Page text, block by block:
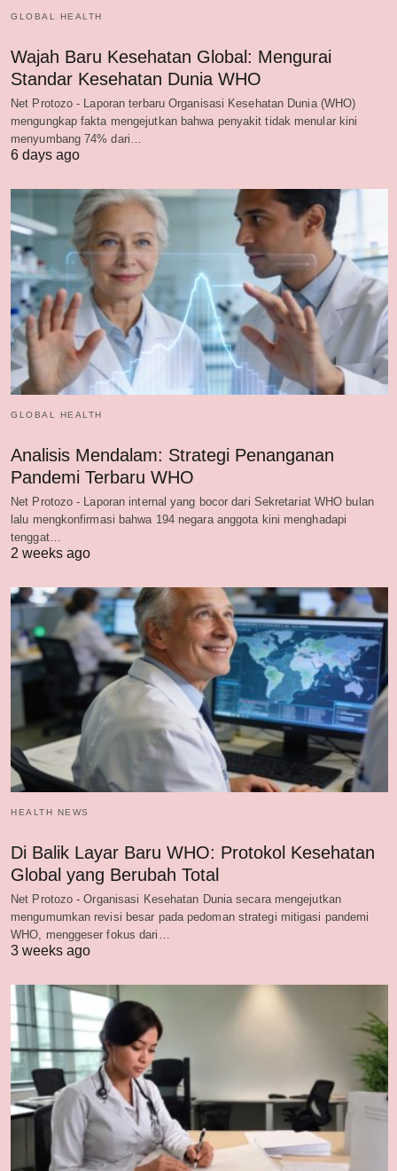
GLOBAL HEALTH
Wajah Baru Kesehatan Global: Mengurai
Standar Kesehatan Dunia WHO
Net Protozo - Laporan terbaru Organisasi Kesehatan Dunia (WHO)
mengungkap fakta mengejutkan bahwa penyakit tidak menular kini
menyumbang 74% dari…
6 days ago
GLOBAL HEALTH
Analisis Mendalam: Strategi Penanganan
Pandemi Terbaru WHO
Net Protozo - Laporan internal yang bocor dari Sekretariat WHO bulan
lalu mengkonfirmasi bahwa 194 negara anggota kini menghadapi
tenggat…
2 weeks ago
HEALTH NEWS
Di Balik Layar Baru WHO: Protokol Kesehatan
Global yang Berubah Total
Net Protozo - Organisasi Kesehatan Dunia secara mengejutkan
mengumumkan revisi besar pada pedoman strategi mitigasi pandemi
WHO, menggeser fokus dari…
3 weeks ago